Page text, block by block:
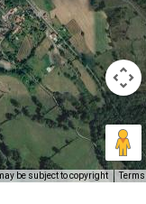
be subject to copyright Terms